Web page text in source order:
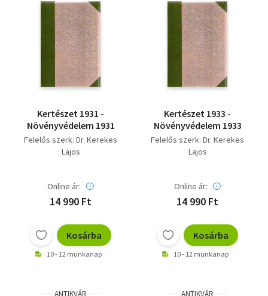
Kertészet 1931 -
Növényvédelem 1931
Felelős szerk: Dr. Kerekes
Lajos
Online ár:
14 990 Ft
Kosárba
10 - 12 munkanap
Kertészet 1933 -
Növényvédelem 1933
Felelős szerk: Dr. Kerekes
Lajos
Online ár:
14 990 Ft
Kosárba
10 - 12 munkanap
ANTIKVÁR ANTIKVÁR